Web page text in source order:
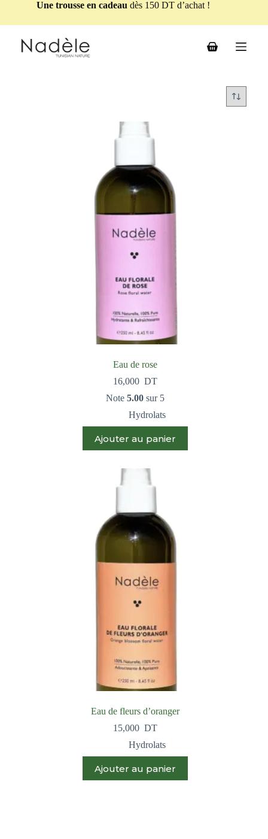
Une trousse en cadeau dès 150 DT d’achat !
Eau de rose
16,000 DT
Note5.00 sur 5
Hydrolats
Ajouter au panier
Eau de fleurs d’oranger
15,000 DT
Hydrolats
Ajouter au panier